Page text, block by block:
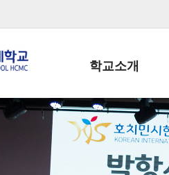
학교소개
학교장인사말
학생회장인사말
학교상징